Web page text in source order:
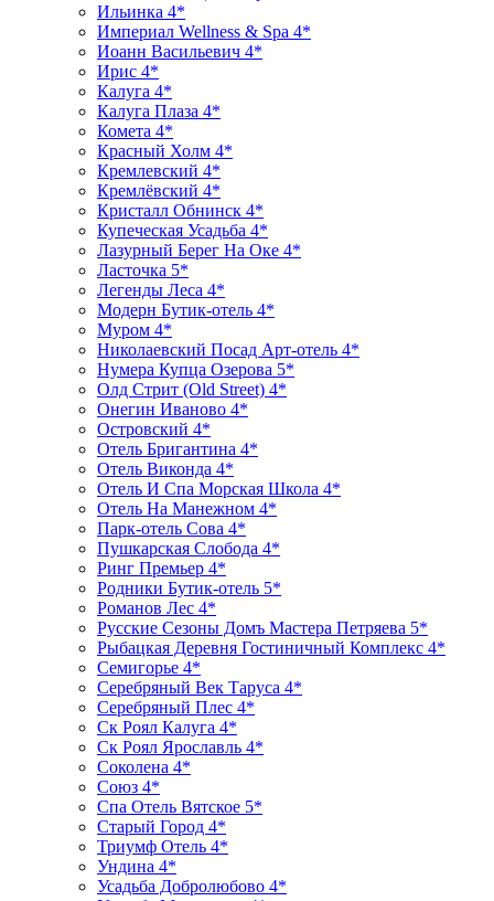
Ильинка 4*
Империал Wellness & Spa 4*
Иоанн Васильевич 4*
Ирис 4*
Калуга 4*
Калуга Плаза 4*
Комета 4*
Красный Холм 4*
Кремлевский 4*
Кремлёвский 4*
Кристалл Обнинск 4*
Купеческая Усадьба 4*
Лазурный Берег На Оке 4*
Ласточка 5*
Легенды Леса 4*
Модерн Бутик-отель 4*
Муром 4*
Николаевский Посад Арт-отель 4*
Нумера Купца Озерова 5*
Олд Стрит (Old Street) 4*
Онегин Иваново 4*
Островский 4*
Отель Бригантина 4*
Отель Виконда 4*
Отель И Спа Морская Школа 4*
Отель На Манежном 4*
Парк-отель Сова 4*
Пушкарская Слобода 4*
Ринг Премьер 4*
Родники Бутик-отель 5*
Романов Лес 4*
Русские Сезоны Домъ Мастера Петряева 5*
Рыбацкая Деревня Гостиничный Комплекс 4*
Семигорье 4*
Серебряный Век Таруса 4*
Серебряный Плес 4*
Ск Роял Калуга 4*
Ск Роял Ярославль 4*
Соколена 4*
Союз 4*
Спа Отель Вятское 5*
Старый Город 4*
Триумф Отель 4*
Ундина 4*
Усадьба Добролюбово 4*